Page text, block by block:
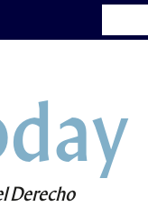
Derecho